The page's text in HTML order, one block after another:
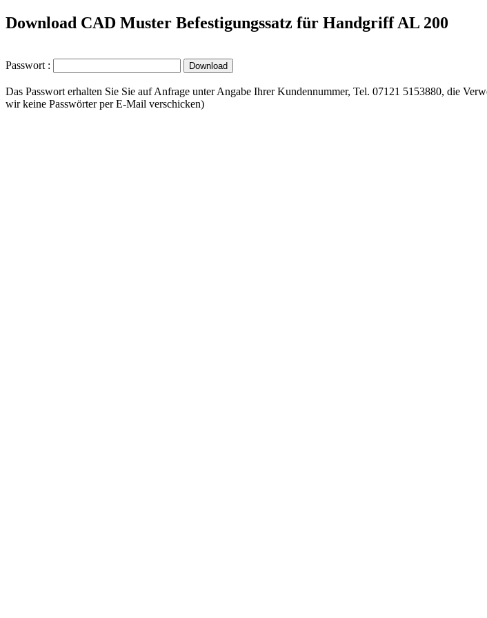
Download CAD Muster Befestigungssatz für Handgriff AL 200
Passwort :
Das Passwort erhalten Sie Sie auf Anfrage unter Angabe Ihrer Kundennummer, Tel. 07121 5153880, die
wir keine Passwörter per E-Mail verschicken)